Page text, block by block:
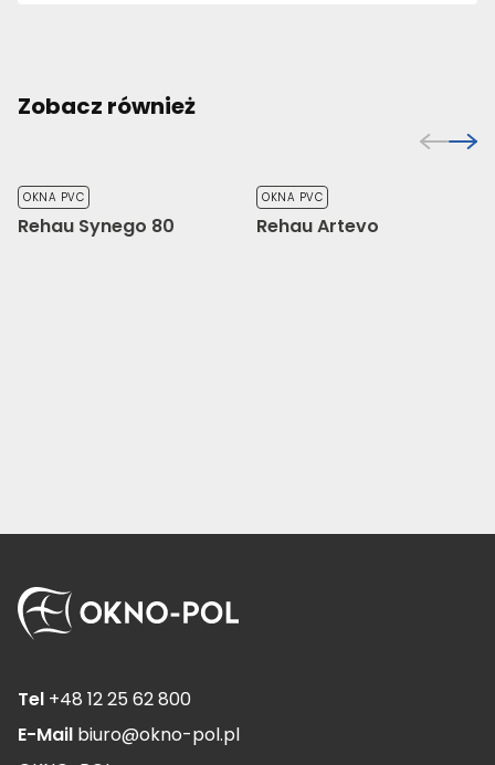
Zobacz również
OKNA PVC
Rehau Synego 80
OKNA PVC
Rehau Artevo
Tel +48 12 25 62 800
E-Mail biuro@okno-pol.pl